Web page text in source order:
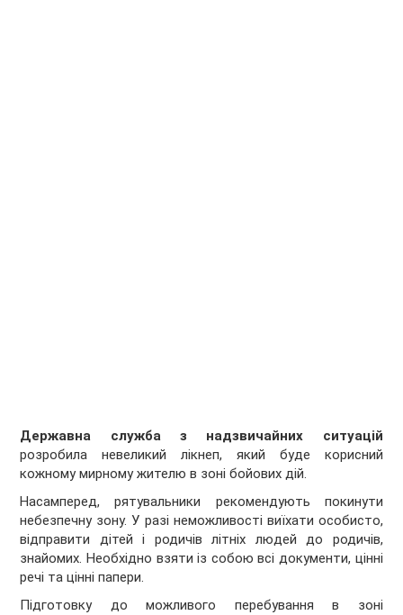
Державна служба з надзвичайних ситуацій
розробила невеликий лікнеп, який буде корисний
кожному мирному жителю в зоні бойових дій.
Насамперед, рятувальники рекомендують покинути
небезпечну зону. У разі неможливості виїхати особисто,
відправити дітей і родичів літніх людей до родичів,
знайомих. Необхідно взяти із собою всі документи, цінні
речі та цінні папери.
Підготовку до можливого перебування в зоні